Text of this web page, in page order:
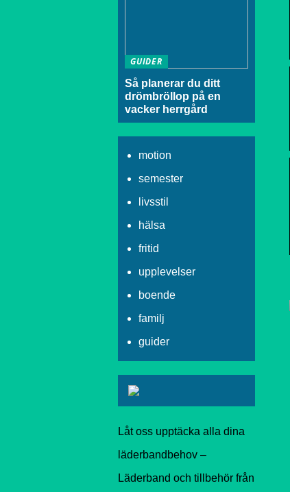
GUIDER
Så planerar du ditt
drömbröllop på en
vacker herrgård
motion
semester
livsstil
hälsa
fritid
upplevelser
boende
familj
guider
Låt oss upptäcka alla dina
läderbandbehov –
Läderband och tillbehör från